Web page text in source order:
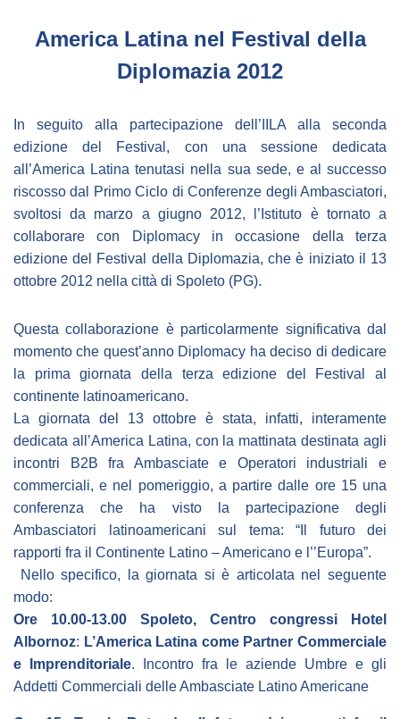
Giustizia e Sicurezza
EUROsociAL
EUROFRONT
COPOLAD III
AL-INVEST Verde
MEDIA
Video
Audio
BIBLIOTECA
Catalogo
Pubblicazioni
OPPORTUNITÀ
Bandi
Borse di studio
Alta Formazione
America Latina nel Festival della
Diplomazia 2012
In seguito alla partecipazione dell’IILA alla seconda
edizione del Festival, con una sessione dedicata
all’America Latina tenutasi nella sua sede, e al successo
riscosso dal Primo Ciclo di Conferenze degli Ambasciatori,
svoltosi da marzo a giugno 2012, l’Istituto è tornato a
collaborare con Diplomacy in occasione della terza
edizione del Festival della Diplomazia, che è iniziato il 13
ottobre 2012 nella città di Spoleto (PG).
Questa collaborazione è particolarmente significativa dal
momento che quest’anno Diplomacy ha deciso di dedicare
la prima giornata della terza edizione del Festival al
continente latinoamericano.
La giornata del 13 ottobre è stata, infatti, interamente
dedicata all’America Latina, con la mattinata destinata agli
incontri B2B fra Ambasciate e Operatori industriali e
commerciali, e nel pomeriggio, a partire dalle ore 15 una
conferenza che ha visto la partecipazione degli
Ambasciatori latinoamericani sul tema: “Il futuro dei
rapporti fra il Continente Latino – Americano e l’’Europa”.
Nello specifico, la giornata si è articolata nel seguente
modo:
Ore 10.00-13.00 Spoleto, Centro congressi Hotel
Albornoz: L’America Latina come Partner Commerciale
e Imprenditoriale. Incontro fra le aziende Umbre e gli
Addetti Commerciali delle Ambasciate Latino Americane